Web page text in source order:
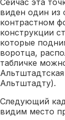
Сейчас эта
виден один из
контрастном
конструкции
которые
воротца,
табличке
Альтштадту).
Следующий
видим место